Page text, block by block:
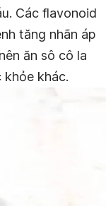
Các flavonoid
tăng nhãn áp
ăn sô cô la
khỏe khác.